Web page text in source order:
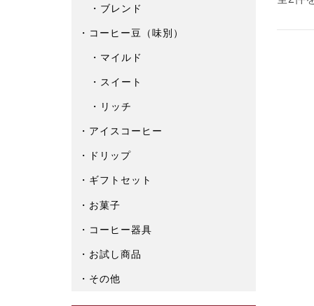
ブレンド
コーヒー豆（味別）
マイルド
スイート
リッチ
アイスコーヒー
ドリップ
ギフトセット
お菓子
コーヒー器具
お試し商品
その他